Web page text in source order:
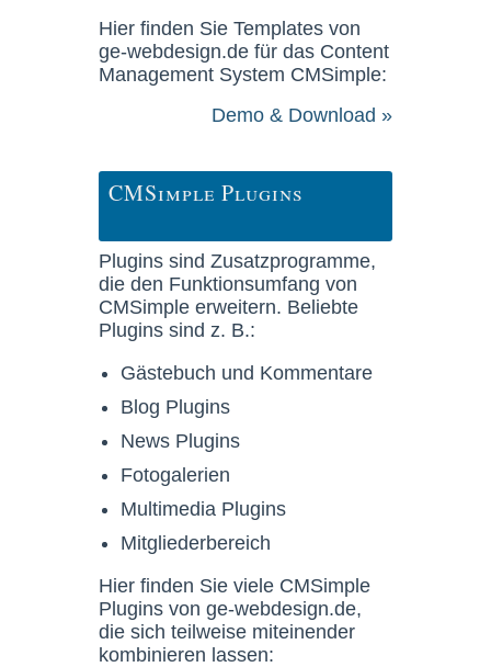
Hier finden Sie Templates von
ge-webdesign.de für das Content
Management System CMSimple:
Demo & Download »
CMSimple Plugins
Plugins sind Zusatzprogramme,
die den Funktionsumfang von
CMSimple erweitern. Beliebte
Plugins sind z. B.:
Gästebuch und Kommentare
Blog Plugins
News Plugins
Fotogalerien
Multimedia Plugins
Mitgliederbereich
Hier finden Sie viele CMSimple
Plugins von ge-webdesign.de,
die sich teilweise miteinender
kombinieren lassen: